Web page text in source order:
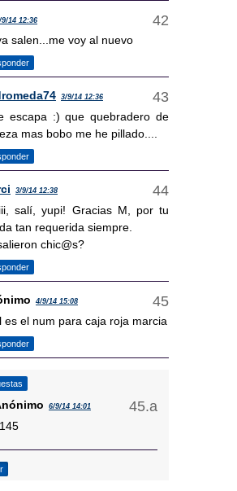
9/14 12:36
salen...me voy al nuevo
3/9/14 12:36
escapa :) que quebradero de
mas bobo me he pillado....
3/9/14 12:38
salí, yupi! Gracias M, por tu
tan requerida siempre.
chic@s?
4/9/14 15:08
es el num para caja roja marcia
6/9/14 14:01